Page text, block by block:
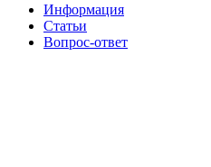
Информация
Статьи
Вопрос-ответ